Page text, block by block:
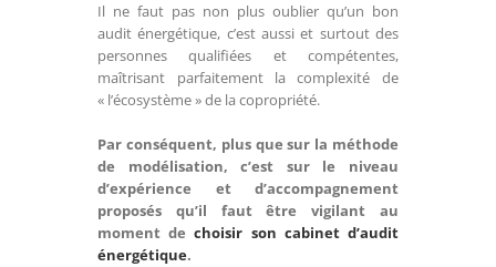
Il ne faut pas non plus oublier qu’un bon
audit énergétique, c’est aussi et surtout des
personnes qualifiées et compétentes,
maîtrisant parfaitement la complexité de
« l’écosystème » de la copropriété.
Par conséquent, plus que sur la méthode
de modélisation, c’est sur le niveau
d’expérience et d’accompagnement
proposés qu’il faut être vigilant au
moment dechoisir son cabinet d’audit
énergétique.